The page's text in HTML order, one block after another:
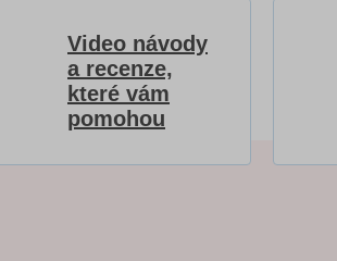
Video návody
a recenze,
které vám
pomohou